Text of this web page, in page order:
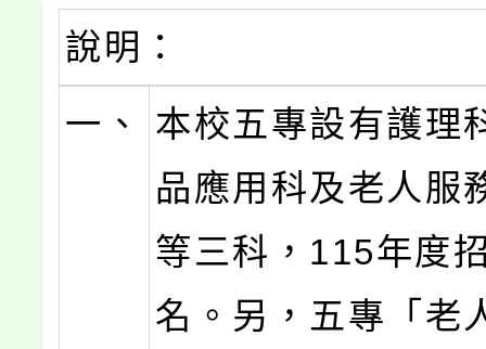
說明：
一、
本校五專設有護理
品應用科及老人服
等三科，115年度
名。另，五專「老